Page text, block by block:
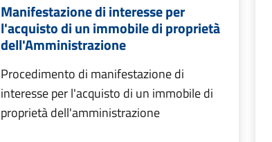
Manifestazione di interesse per
l'acquisto di un immobile di proprietà
dell'Amministrazione
Procedimento di manifestazione di
interesse per l'acquisto di un immobile di
proprietà dell'amministrazione